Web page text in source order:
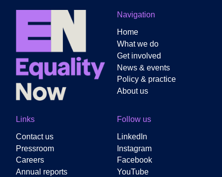
Navigation
Home
What we do
Get involved
News & events
Policy & practice
About us
Links
Contact us
Pressroom
Careers
Annual reports
Follow us
LinkedIn
Instagram
Facebook
YouTube